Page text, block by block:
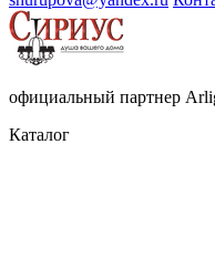
официальный партнер
Каталог